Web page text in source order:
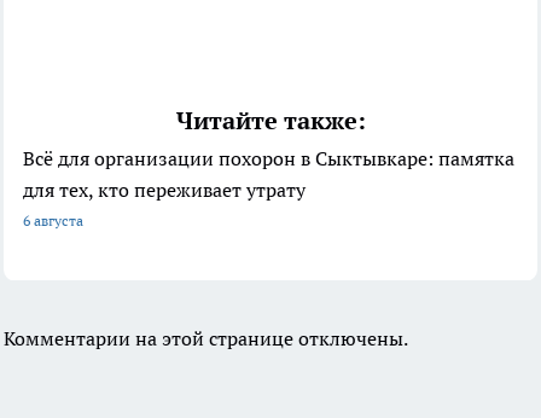
Читайте также:
Всё для организации похорон в Сыктывкаре: памятка
для тех, кто переживает утрату
6 августа
Комментарии на этой странице отключены.